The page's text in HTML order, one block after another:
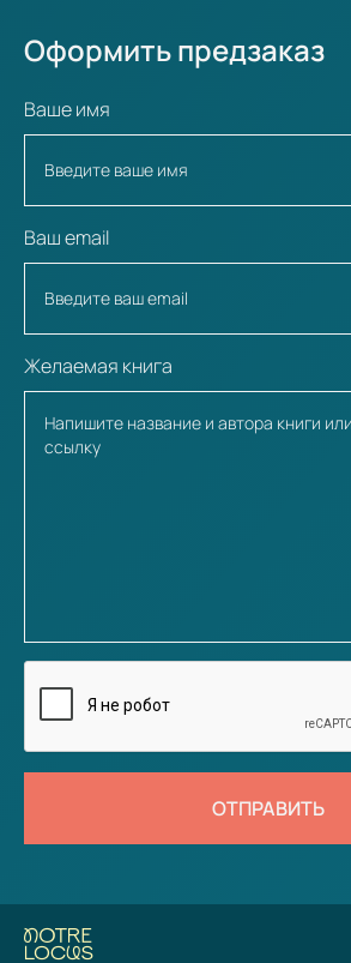
Оформить предзаказ
Ваше имя
Ваш email
Желаемая книга
ОТПРАВИТЬ